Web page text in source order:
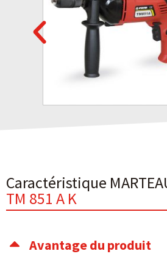
Caractéristique
TM 851 A K
Avantage du produit